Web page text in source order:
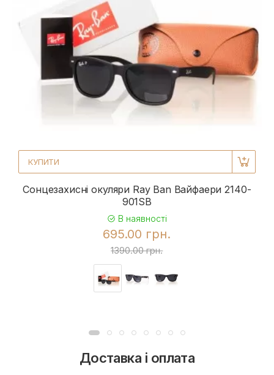
КУПИТИ
Сонцезахисні окуляри Ray Ban Вайфаери 2140-
901SB
В наявності
695.00 грн.
1390.00 грн.
Доставка і оплата